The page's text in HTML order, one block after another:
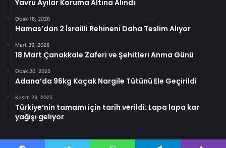
Yavru Ayılar Koruma Altına Alındı
Ocak 16, 2026
Hamas’dan 2 İsrailli Rehineni Daha Teslim Alıyor
Mart 29, 2026
18 Mart Çanakkale Zaferi ve Şehitleri Anma Günü
Ocak 20, 2025
Adana’da 96kg Kaçak Nargile Tütünü Ele Geçirildi
Kasım 23, 2025
Türkiye’nin tamamı için tarih verildi: Lapa lapa kar
yağışı geliyor